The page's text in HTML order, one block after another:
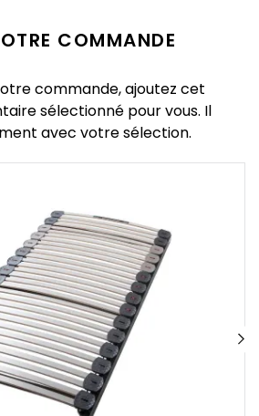
COMMANDE
commande, ajoutez cet
sélectionné pour vous. Il
avec votre sélection.